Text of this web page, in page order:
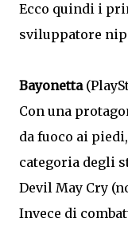
Ecco quindi i
sviluppatore
Bayonetta
Con una
da fuoco ai
categoria degli
Devil May Cry
Invece di